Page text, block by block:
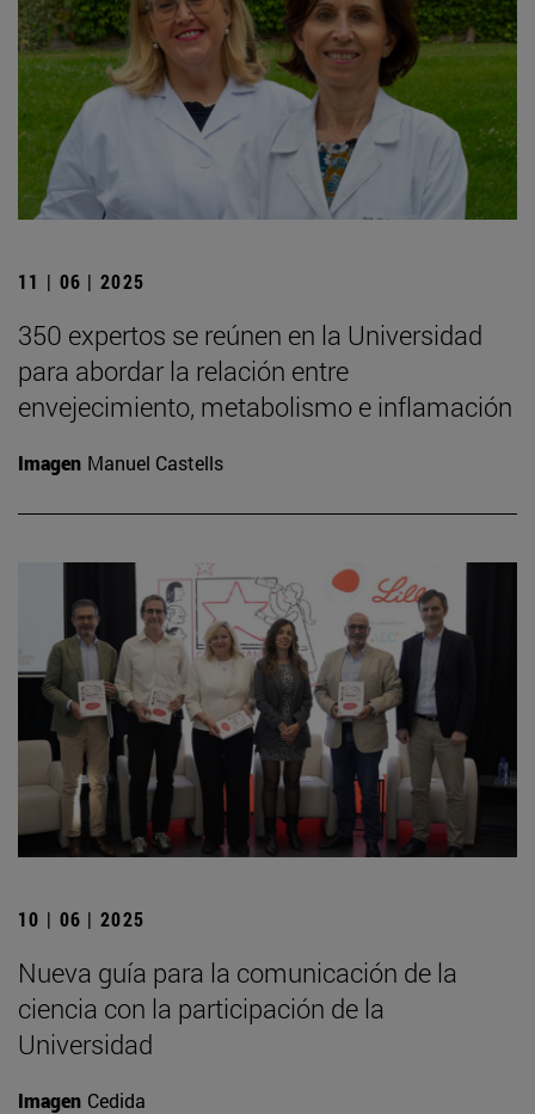
11 | 06 | 2025
350 expertos se reúnen en la Universidad
para abordar la relación entre
envejecimiento, metabolismo e inflamación
Imagen Manuel Castells
10 | 06 | 2025
Nueva guía para la comunicación de la
ciencia con la participación de la
Universidad
Imagen Cedida